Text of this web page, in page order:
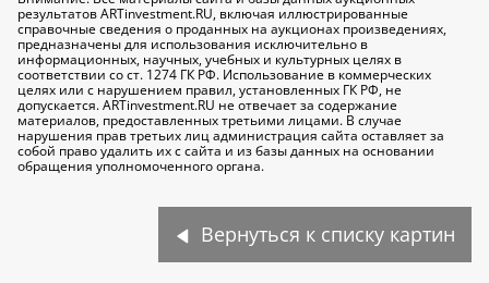
результатов ARTinvestment.RU, включая иллюстрированные
справочные сведения о проданных на аукционах произведениях,
предназначены для использования исключительно в
информационных, научных, учебных и культурных целях в
соответствии со ст. 1274 ГК РФ. Использование в коммерческих
целях или с нарушением правил, установленных ГК РФ, не
допускается. ARTinvestment.RU не отвечает за содержание
материалов, предоставленных третьими лицами. В случае
нарушения прав третьих лиц администрация сайта оставляет за
собой право удалить их с сайта и из базы данных на основании
обращения уполномоченного органа.
Вернуться к списку картин